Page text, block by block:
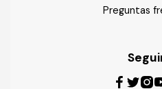
Preguntas